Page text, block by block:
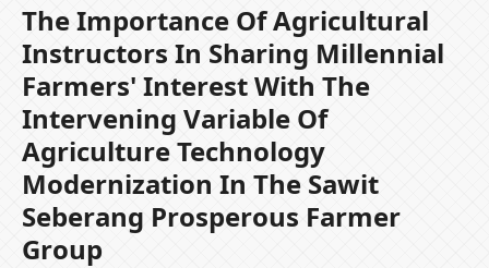
The Importance Of Agricultural
Instructors In Sharing Millennial
Farmers' Interest With The
Intervening Variable Of
Agriculture Technology
Modernization In The Sawit
Seberang Prosperous Farmer
Group